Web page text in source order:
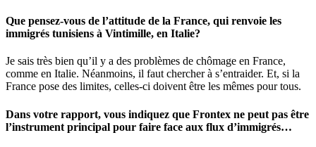
Que pensez-vous de l’attitude de la France, qui renvoie les
immigrés tunisiens à Vintimille, en Italie?
Je sais très bien qu’il y a des problèmes de chômage en France,
comme en Italie. Néanmoins, il faut chercher à s’entraider. Et, si la
France pose des limites, celles-ci doivent être les mêmes pour tous.
Dans votre rapport, vous indiquez que Frontex ne peut pas être
l’instrument principal pour faire face aux flux d’immigrés…